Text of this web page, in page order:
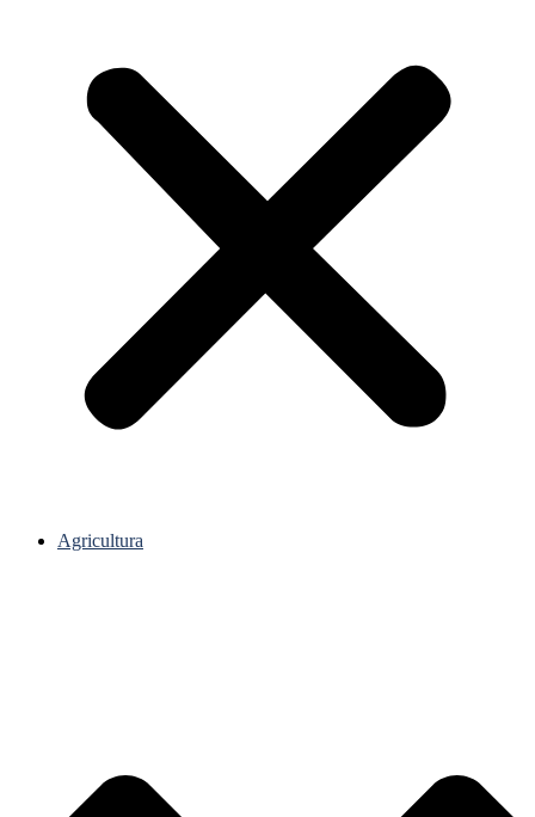
Agricultura